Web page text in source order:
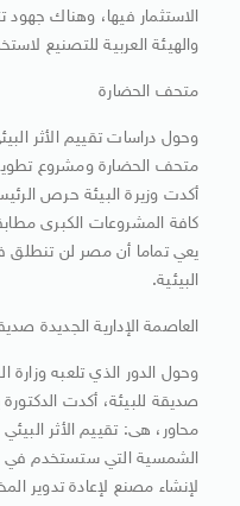
الاستثمار فيها، وهناك جهود
والهيئة العربية للتصنيع
متحف الحضارة
وحول دراسات تقييم الأثر
متحف الحضارة ومشروع
أكدت وزيرة البيئة حرص
كافة المشروعات الكبرى
يعي تماما أن مصر لن تنطلق في
البيئية.
العاصمة الإدارية الجديدة
وحول الدور الذي تلعبه وزارة
صديقة للبيئة، أكدت
محاور، هى: تقييم الأثر
الشمسية التي ستستخدم في
لإنشاء مصنع لإعادة تدوير